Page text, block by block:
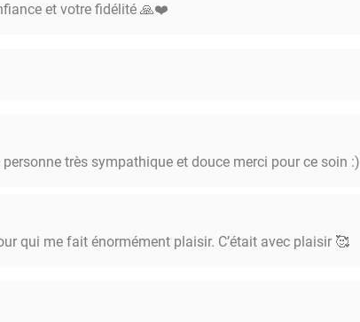
et votre fidélité 🙏❤️
très sympathique et douce merci pour ce soin :)
qui me fait énormément plaisir. C’était avec plaisir 🥰